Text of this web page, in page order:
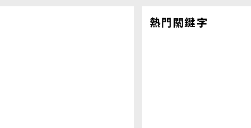
熱門關鍵字